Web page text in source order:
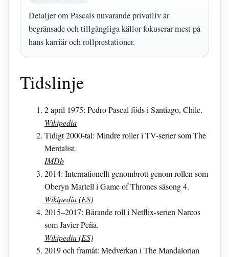
Detaljer om Pascals nuvarande privatliv är
begränsade och tillgängliga källor fokuserar mest på
hans karriär och rollprestationer.
Tidslinje
2 april 1975: Pedro Pascal föds i Santiago, Chile.
Wikipedia
Tidigt 2000-tal: Mindre roller i TV-serier som The
Mentalist.
IMDb
2014: Internationellt genombrott genom rollen som
Oberyn Martell i Game of Thrones säsong 4.
Wikipedia (ES)
2015–2017: Bärande roll i Netflix-serien Narcos
som Javier Peña.
Wikipedia (ES)
2019 och framåt: Medverkan i The Mandalorian